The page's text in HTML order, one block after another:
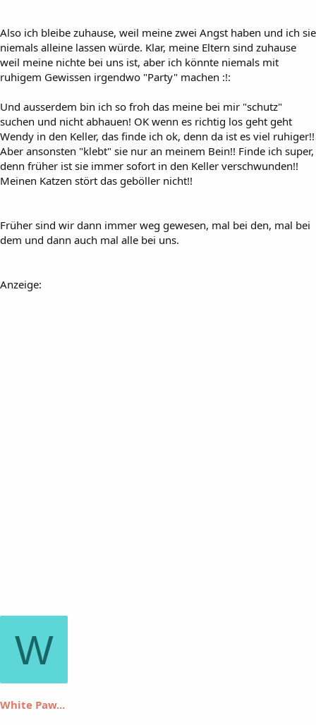
Also ich bleibe zuhause, weil meine zwei Angst haben und ich sie
niemals alleine lassen würde. Klar, meine Eltern sind zuhause
weil meine nichte bei uns ist, aber ich könnte niemals mit
ruhigem Gewissen irgendwo "Party" machen :!:
Und ausserdem bin ich so froh das meine bei mir "schutz"
suchen und nicht abhauen! OK wenn es richtig los geht geht
Wendy in den Keller, das finde ich ok, denn da ist es viel ruhiger!!
Aber ansonsten "klebt" sie nur an meinem Bein!! Finde ich super,
denn früher ist sie immer sofort in den Keller verschwunden!!
Meinen Katzen stört das geböller nicht!!
Früher sind wir dann immer weg gewesen, mal bei den, mal bei
dem und dann auch mal alle bei uns.
Anzeige:
W
White Paw...